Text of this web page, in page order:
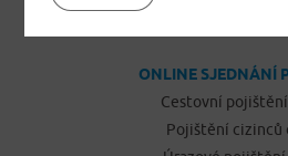
ONLINE SJEDNÁNÍ
Cestovní
Pojištění cizinců